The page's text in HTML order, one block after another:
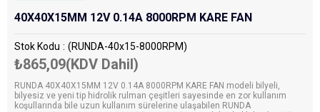
40X40X15MM 12V 0.14A 8000RPM KARE FAN
Stok Kodu (RUNDA-40x15-8000RPM)
₺865,09(KDV Dahil)
RUNDA 40X40X15MM 12V 0.14A 8000RPM KARE FAN modeli bilyeli,
bilyesiz ve yeni tip hidrolik rulman çeşitleri sayesinde en zor kullanım
koşullarında bile uzun kullanım sürelerine ulaşabilen RUNDA